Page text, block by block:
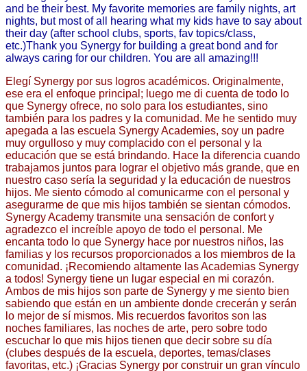
and be their best. My favorite memories are family nights, art
nights, but most of all hearing what my kids have to say about
their day (after school clubs, sports, fav topics/class,
etc.)Thank you Synergy for building a great bond and for
always caring for our children. You are all amazing!!!
Elegí Synergy por sus logros académicos. Originalmente,
ese era el enfoque principal; luego me di cuenta de todo lo
que Synergy ofrece, no solo para los estudiantes, sino
también para los padres y la comunidad. Me he sentido muy
apegada a las escuela Synergy Academies, soy un padre
muy orgulloso y muy complacido con el personal y la
educación que se está brindando. Hace la diferencia cuando
trabajamos juntos para lograr el objetivo más grande, que en
nuestro caso sería la seguridad y la educación de nuestros
hijos. Me siento cómodo al comunicarme con el personal y
asegurarme de que mis hijos también se sientan cómodos.
Synergy Academy transmite una sensación de confort y
agradezco el increíble apoyo de todo el personal. Me
encanta todo lo que Synergy hace por nuestros niños, las
familias y los recursos proporcionados a los miembros de la
comunidad. ¡Recomiendo altamente las Academias Synergy
a todos! Synergy tiene un lugar especial en mi corazón.
Ambos de mis hijos son parte de Synergy y me siento bien
sabiendo que están en un ambiente donde crecerán y serán
lo mejor de sí mismos. Mis recuerdos favoritos son las
noches familiares, las noches de arte, pero sobre todo
escuchar lo que mis hijos tienen que decir sobre su día
(clubes después de la escuela, deportes, temas/clases
favoritas, etc.) ¡Gracias Synergy por construir un gran vínculo